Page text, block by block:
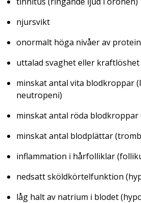
njursvikt
onormalt höga nivåer av
uttalad svaghet eller kraftlöshet
minskat antal vita blodkroppar
neutropeni)
minskat antal röda blodkroppar
minskat antal blodplättar (
inflammation i hårfolliklar
nedsatt sköldkörtelfunktion
låg halt av natrium i blodet